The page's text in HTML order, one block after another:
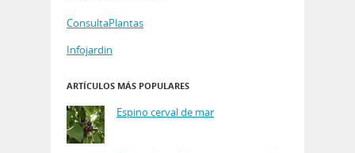
ConsultaPlantas
Infojardin
ARTÍCULOS MÁS POPULARES
Espino cerval de mar